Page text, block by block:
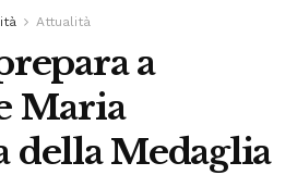
Attualità
a
Maria
della Medaglia